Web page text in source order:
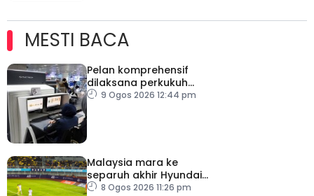
MESTI BACA
Pelan komprehensif
dilaksana perkukuh
keselamatan
9 Ogos 2026 12:44 pm
Malaysia mara ke
separuh akhir Hyundai
ASEAN Cup
8 Ogos 2026 11:26 pm